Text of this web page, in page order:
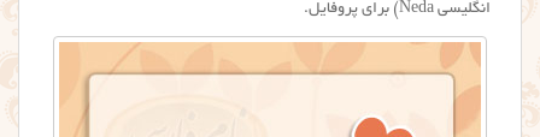
انگلیسی Neda) برای پروفایل.